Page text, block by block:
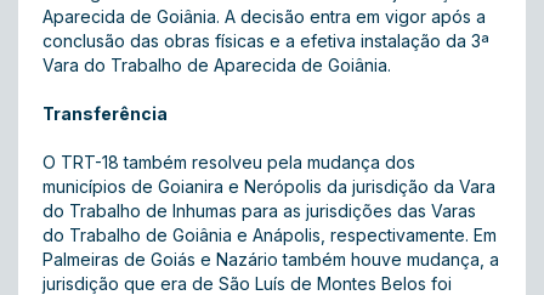
Aparecida de Goiânia. A decisão entra em vigor após a
conclusão das obras físicas e a efetiva instalação da 3ª
Vara do Trabalho de Aparecida de Goiânia.
Transferência
O TRT-18 também resolveu pela mudança dos
municípios de Goianira e Nerópolis da jurisdição da Vara
do Trabalho de Inhumas para as jurisdições das Varas
do Trabalho de Goiânia e Anápolis, respectivamente. Em
Palmeiras de Goiás e Nazário também houve mudança, a
jurisdição que era de São Luís de Montes Belos foi